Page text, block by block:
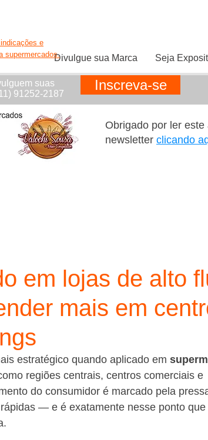
Divulgue sua Marca Seja
e
supermercados.
suas
91252-2187
Inscreva-se
Obrigado por ler
newsletter clicando
em lojas de alto
mais em
estratégico quando aplicado em
regiões centrais, centros comerciais e
do consumidor é marcado pela
— e é exatamente nesse ponto que